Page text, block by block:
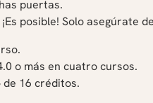
puertas.
posible! Solo asegúrate
o más en cuatro cursos.
de 16 créditos.